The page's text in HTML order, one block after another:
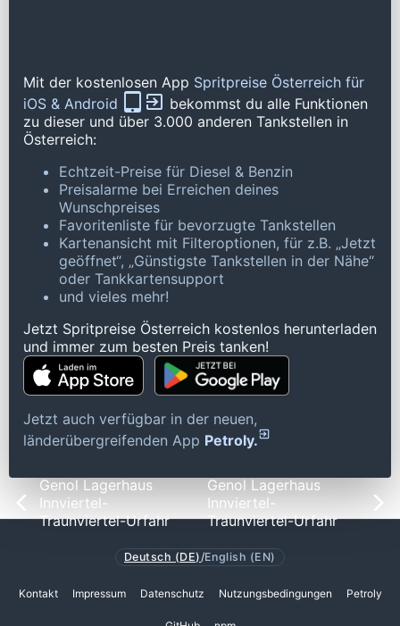
Mit der kostenlosen App Spritpreise Österreich für
iOS & Android
bekommst du alle Funktionen
zu dieser und über 3.000 anderen Tankstellen in
Österreich:
Echtzeit-Preise für Diesel & Benzin
Preisalarme bei Erreichen deines
Wunschpreises
Favoritenliste für bevorzugte Tankstellen
Kartenansicht mit Filteroptionen, für z.B. „Jetzt
geöffnet“, „Günstigste Tankstellen in der Nähe“
oder Tankkartensupport
und vieles mehr!
Jetzt Spritpreise Österreich kostenlos herunterladen
und immer zum besten Preis tanken!
Jetzt auch verfügbar in der neuen,
länderübergreifenden App Petroly.
Genol Lagerhaus
Innviertel-
Traunviertel-Urfahr
Genol Lagerhaus
Innviertel-
Traunviertel-Urfahr
Deutsch (DE)/English (EN)
Kontakt Impressum Datenschutz Nutzungsbedingungen Petroly